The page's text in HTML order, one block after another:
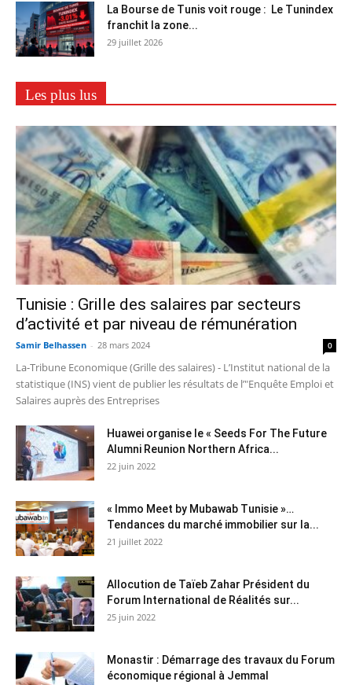
La Bourse de Tunis voit rouge : Le Tunindex
franchit la zone...
29 juillet 2026
Les plus lus
Tunisie : Grille des salaires par secteurs
d’activité et par niveau de rémunération
Samir Belhassen - 28 mars 2024 0
La-Tribune Economique (Grille des salaires) - L’Institut national de la
statistique (INS) vient de publier les résultats de l’"Enquête Emploi et
Salaires auprès des Entreprises
Huawei organise le « Seeds For The Future
Alumni Reunion Northern Africa...
22 juin 2022
« Immo Meet by Mubawab Tunisie »…
Tendances du marché immobilier sur la...
21 juillet 2022
Allocution de Taïeb Zahar Président du
Forum International de Réalités sur...
25 juin 2022
Monastir : Démarrage des travaux du Forum
économique régional à Jemmal